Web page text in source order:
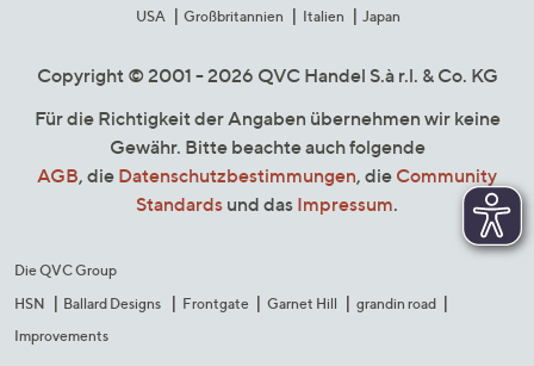
USA
Großbritannien Italien Japan
Copyright © 2001 - 2026 QVC Handel S.à r.l. & Co. KG
Für die Richtigkeit der Angaben übernehmen wir keine
Gewähr. Bitte beachte auch folgende
AGB, die Datenschutzbestimmungen, die Community
Standards und das Impressum.
Die QVC Group
HSN
Ballard Designs Frontgate Garnet Hill
grandin road
Improvements